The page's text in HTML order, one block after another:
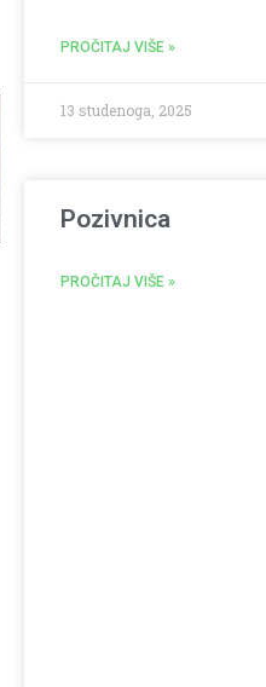
PROČITAJ VIŠE »
13 studenoga, 2025
Pozivnica
PROČITAJ VIŠE »